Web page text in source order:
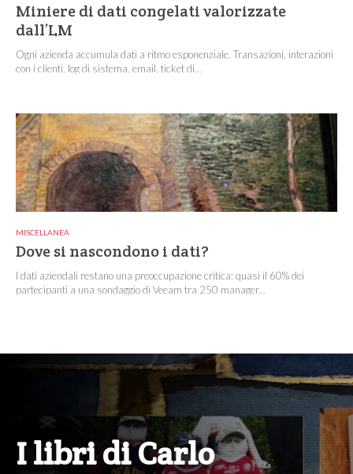
Miniere di dati congelati valorizzate
dall’LM
Ogni azienda accumula dati a ritmo esponenziale. Transazioni, interazioni
con i clienti, log di sistema, email, ticket di...
MISCELLANEA
Dove si nascondono i dati?
I dati aziendali restano una preoccupazione critica: quasi il 60% dei
partecipanti a una sondaggio di Veeam tra 250 manager...
I libri di Carlo